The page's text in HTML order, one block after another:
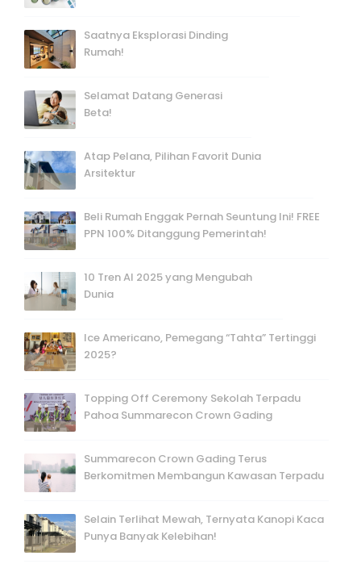
Saatnya Eksplorasi Dinding
Rumah!
Selamat Datang Generasi
Beta!
Atap Pelana, Pilihan Favorit Dunia
Arsitektur
Beli Rumah Enggak Pernah Seuntung Ini! FREE
PPN 100% Ditanggung Pemerintah!
10 Tren AI 2025 yang Mengubah
Dunia
Ice Americano, Pemegang “Tahta” Tertinggi
2025?
Topping Off Ceremony Sekolah Terpadu
Pahoa Summarecon Crown Gading
Summarecon Crown Gading Terus
Berkomitmen Membangun Kawasan Terpadu
Selain Terlihat Mewah, Ternyata Kanopi Kaca
Punya Banyak Kelebihan!